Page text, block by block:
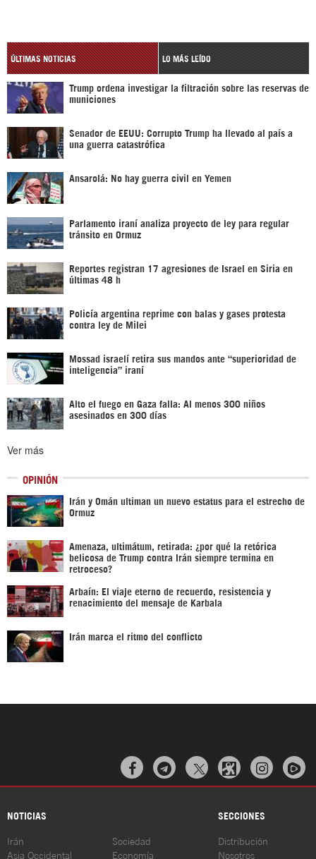
ÚLTIMAS NOTICIAS LO MÁS LEÍDO
Trump ordena investigar la filtración sobre las reservas de
municiones
Senador de EEUU: Corrupto Trump ha llevado al país a
una guerra catastrófica
Ansarolá: No hay guerra civil en Yemen
Parlamento iraní analiza proyecto de ley para regular
tránsito en Ormuz
Reportes registran 17 agresiones de Israel en Siria en
últimas 48 h
Policía argentina reprime con balas y gases protesta
contra ley de Milei
Mossad israelí retira sus mandos ante “superioridad de
inteligencia” iraní
Alto el fuego en Gaza falla: Al menos 300 niños
asesinados en 300 días
Ver más
OPINIÓN
Irán y Omán ultiman un nuevo estatus para el estrecho de
Ormuz
Amenaza, ultimátum, retirada: ¿por qué la retórica
belicosa de Trump contra Irán siempre termina en
retroceso?
Arbaín: El viaje eterno de recuerdo, resistencia y
renacimiento del mensaje de Karbala
Irán marca el ritmo del conflicto
  
NOTICIAS SECCIONES
Irán
Asia Occidental
Sociedad
Economía
Distribución
Nosotros